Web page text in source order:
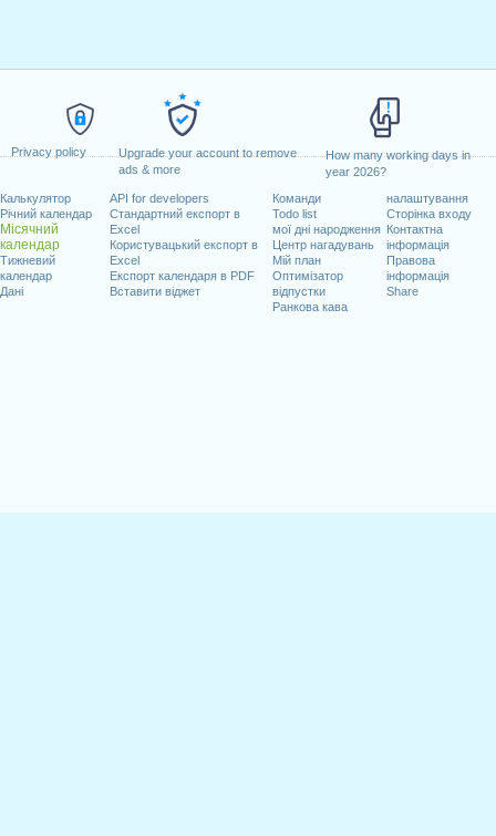
Privacy policy
Upgrade your account to remove
ads & more
How many working days in
year 2026?
Калькулятор
Річний календар
Місячний
календар
Тижневий
календар
Дані
API for developers
Стандартний експорт в
Excel
Користувацький експорт в
Excel
Експорт календаря в PDF
Вставити віджет
Команди
Todo list
мої дні народження
Центр нагадувань
Мій план
Оптимізатор
відпустки
Ранкова кава
налаштування
Сторінка входу
Контактна
інформація
Правова
інформація
Share